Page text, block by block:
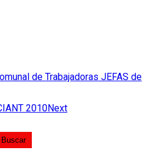
de Trabajadoras JEFAS de
2010Next
Buscar